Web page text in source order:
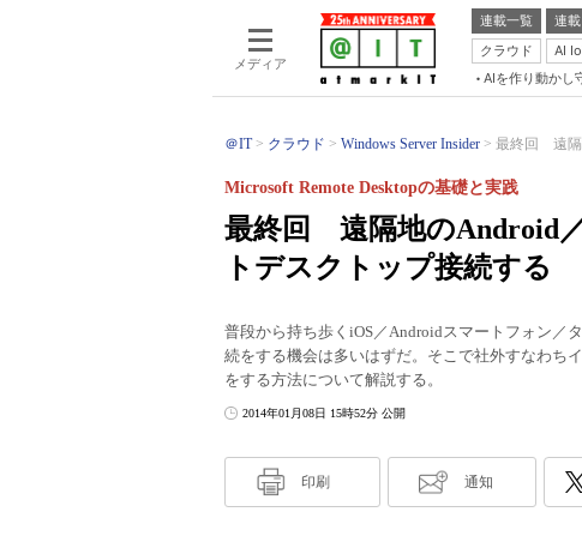
メディア
連載一覧 連
クラウド
AI
AIを作り動かし
＠IT クラウド Windows Server Insider 最終回 遠隔
最終回 遠隔地のAndroid
トデスクトップ接続する
Microsoft Remote Desktopの基礎と実践
普段から持ち歩くiOS／Androidスマートフォン／
続をする機会は多いはずだ。そこで社外すなわち
をする方法について解説する。
2014年01月08日 15時52分 公開
印刷 通知